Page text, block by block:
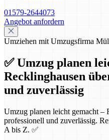
01579-2644073
Angebot anfordern
Umziehen mit Umzugsfirma
✅ Umzug planen
Recklinghausen
und zuverlässig
Umzug planen leicht gemacht –
professionell und zuverlässig.
A bis Z. ✅